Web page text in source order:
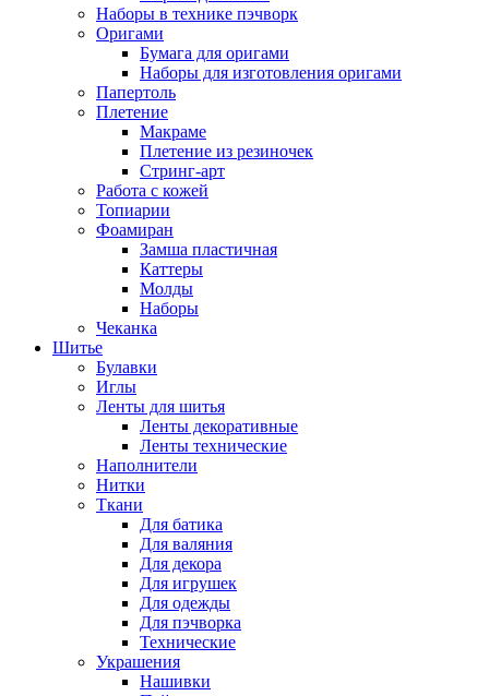
Наборы в технике пэчворк
Оригами
Бумага для оригами
Наборы для изготовления оригами
Папертоль
Плетение
Макраме
Плетение из резиночек
Стринг-арт
Работа с кожей
Топиарии
Фоамиран
Замша пластичная
Каттеры
Молды
Наборы
Чеканка
Шитье
Булавки
Иглы
Ленты для шитья
Ленты декоративные
Ленты технические
Наполнители
Нитки
Ткани
Для батика
Для валяния
Для декора
Для игрушек
Для одежды
Для пэчворка
Технические
Украшения
Нашивки